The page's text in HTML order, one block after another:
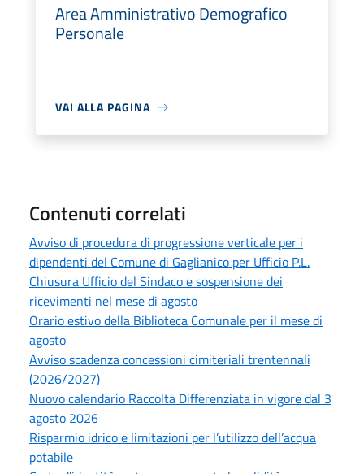
Area Amministrativo Demografico
Personale
VAI ALLA PAGINA
Contenuti correlati
Avviso di procedura di progressione verticale per i
dipendenti del Comune di Gaglianico per Ufficio P.L.
Chiusura Ufficio del Sindaco e sospensione dei
ricevimenti nel mese di agosto
Orario estivo della Biblioteca Comunale per il mese di
agosto
Avviso scadenza concessioni cimiteriali trentennali
(2026/2027)
Nuovo calendario Raccolta Differenziata in vigore dal 3
agosto 2026
Risparmio idrico e limitazioni per l’utilizzo dell’acqua
potabile